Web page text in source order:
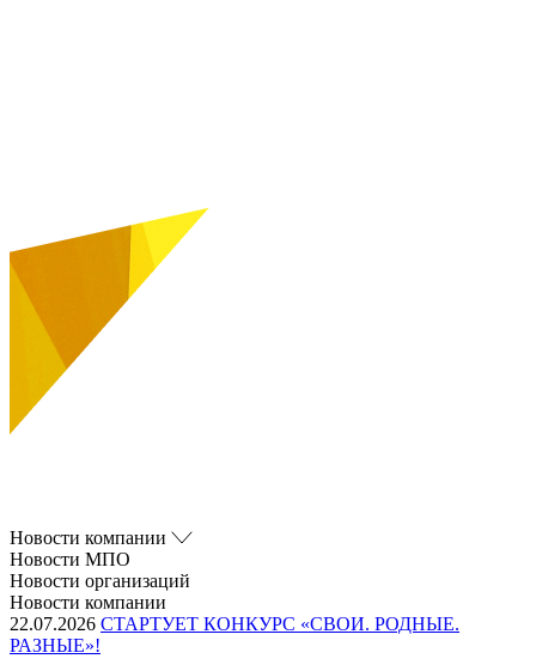
Новости компании
Новости МПО
Новости организаций
Новости компании
22.07.2026 СТАРТУЕТ КОНКУРС «СВОИ. РОДНЫЕ.
РАЗНЫЕ»!